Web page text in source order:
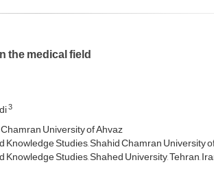
the medical field
3
University of Ahvaz
Studies, Shahid Chamran University
Studies, Shahed University, Tehran,